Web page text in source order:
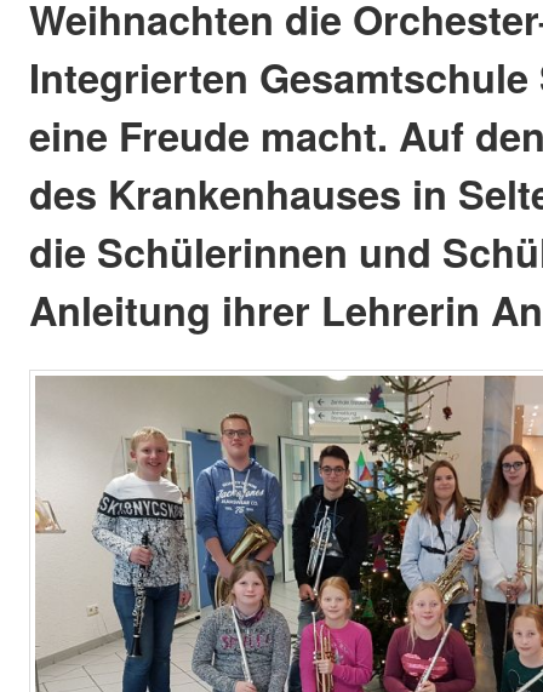
Weihnachten die
Integrierten
eine Freude macht. Auf
des Krankenhauses in
die Schülerinnen und
Anleitung ihrer Lehrerin